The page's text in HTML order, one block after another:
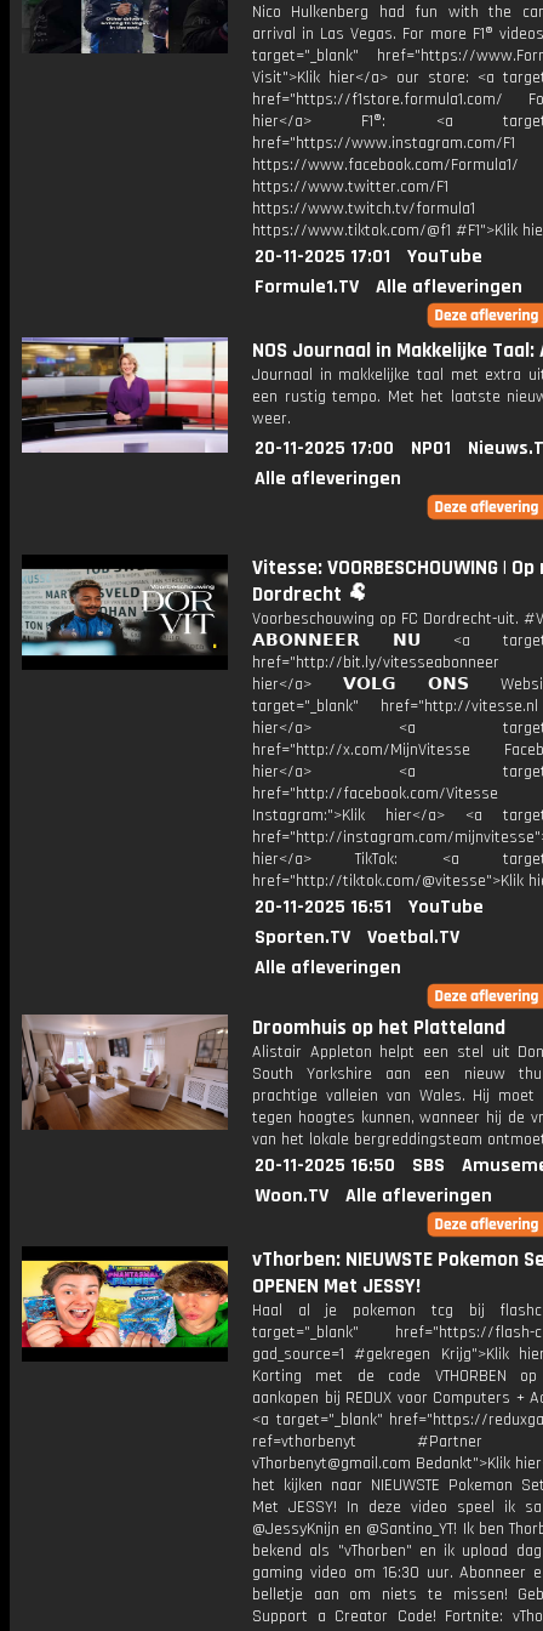
Nico Hulkenberg had fun with the
arrival in Las Vegas. For more F1®
target="_blank" href="https://
Visit">Klik hier</a> our store: <a
href="https://f1store.formula1.com/
hier</a> F1®: <a
href="https://www.instagram.com/F1
https://www.facebook.com/Formula1/
https://www.twitter.com/F1
https://www.twitch.tv/formula1
https://www.tiktok.com/@f1 #F1">Klik
20-11-2025 17:01
YouTube
Formule1.TV
Alle afleveringen
NOS Journaal in Makkelijke Taal:
Journaal in makkelijke taal met extra
een rustig tempo. Met het laatste
weer.
20-11-2025 17:00 NPO1
Alle afleveringen
Vitesse: VOORBESCHOUWING |
Dordrecht 🐏
Voorbeschouwing op FC Dordrecht-uit.
𝗔𝗕𝗢𝗡𝗡𝗘𝗘𝗥 𝗡𝗨 <a
href="http://bit.ly/
hier</a> 𝗩𝗢𝗟𝗚 𝗢𝗡𝗦
target="_blank" href="http://
hier</a> <a
href="http://x.com/MijnVitesse
hier</a> <a
href="http://facebook.com/Vitesse
Instagram:">Klik hier</a> <a
href="http://instagram.com/
hier</a> TikTok: <a
href="http://tiktok.com/@vitesse">Klik
20-11-2025 16:51
YouTube
Sporten.TV
Voetbal.TV
Alle afleveringen
Droomhuis op het Platteland
Alistair Appleton helpt een stel uit
South Yorkshire aan een nieuw
prachtige valleien van Wales. Hij moet
tegen hoogtes kunnen, wanneer hij de
van het lokale bergreddingsteam
20-11-2025 16:50 SBS
Woon.TV
Alle afleveringen
vThorben: NIEUWSTE Pokemon
OPENEN Met JESSY!
Haal al je pokemon tcg bij
target="_blank" href="https://flash-
gad_source=1 #gekregen Krijg">Klik
Korting met de code VTHORBEN
aankopen bij REDUX voor Computers +
<a target="_blank" href="https://
ref=vthorbenyt #Partner
vThorbenyt@gmail.com Bedankt">Klik
het kijken naar NIEUWSTE Pokemon
Met JESSY! In deze video speel ik
@JessyKnijn en @Santino_YT! Ik ben
bekend als "vThorben" en ik upload
gaming video om 16:30 uur. Abonneer
belletje aan om niets te missen!
Support a Creator Code! Fortnite: